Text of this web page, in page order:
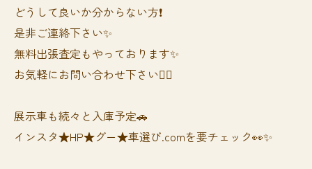
どうして良いか分からない方❗️
是非ご連絡下さい✨
無料出張査定もやっております✨
お気軽にお問い合わせ下さい🙆‍♀️
展示車も続々と入庫予定🚗
インスタ★HP★グー★車選び.comを要チェック👀✨